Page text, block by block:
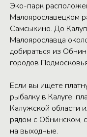
Эко-парк
Малоярославецком
Самсыкино. До
Малоярославца
добираться из
городов
Если вы ищете
рыбалку в Калуге,
Калужской области
рядом с Обнинском,
на выходные.